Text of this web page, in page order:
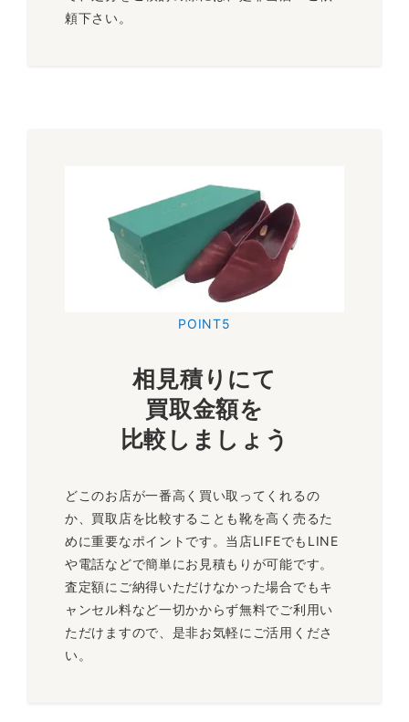
頼下さい。
POINT5
相見積りにて
買取金額を
比較しましょう
どこのお店が一番高く買い取ってくれるの
か、買取店を比較することも靴を高く売るた
めに重要なポイントです。当店LIFEでもLINE
や電話などで簡単にお見積もりが可能です。
査定額にご納得いただけなかった場合でもキ
ャンセル料など一切かからず無料でご利用い
ただけますので、是非お気軽にご活用くださ
い。